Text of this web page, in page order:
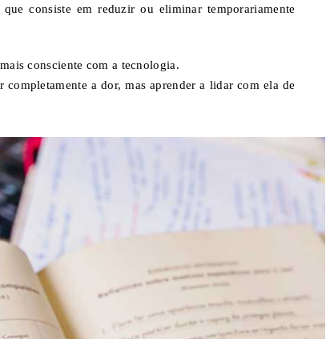
consiste em reduzir ou eliminar temporariamente
consciente com a tecnologia.
a dor, mas aprender a lidar com ela de